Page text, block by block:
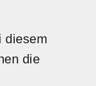
diesem
die